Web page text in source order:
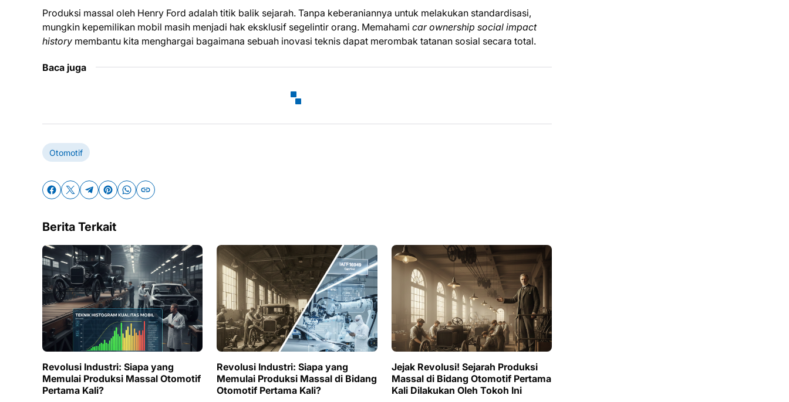
Produksi massal oleh Henry Ford adalah titik balik sejarah. Tanpa keberaniannya untuk melakukan standardisasi,
mungkin kepemilikan mobil masih menjadi hak eksklusif segelintir orang. Memahami car ownership social impact
history membantu kita menghargai bagaimana sebuah inovasi teknis dapat merombak tatanan sosial secara total.
Baca juga
Otomotif
Berita Terkait
Revolusi Industri: Siapa yang
Memulai Produksi Massal Otomotif
Pertama Kali?
Revolusi Industri: Siapa yang
Memulai Produksi Massal di Bidang
Otomotif Pertama Kali?
Jejak Revolusi! Sejarah Produksi
Massal di Bidang Otomotif Pertama
Kali Dilakukan Oleh Tokoh Ini